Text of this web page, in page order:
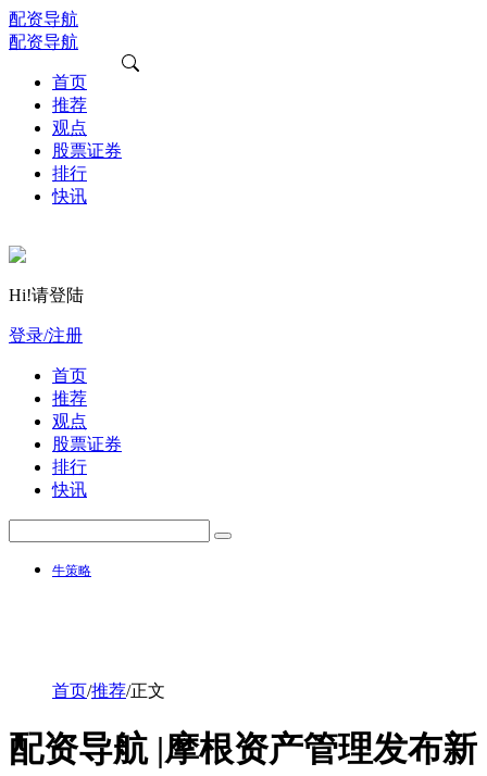
配资导航
配资导航
首页
推荐
观点
股票证券
排行
快讯
Hi!请登陆
登录/注册
首页
推荐
观点
股票证券
排行
快讯
牛策略
首页/推荐/正文
配资导航 |摩根资产管理发布新